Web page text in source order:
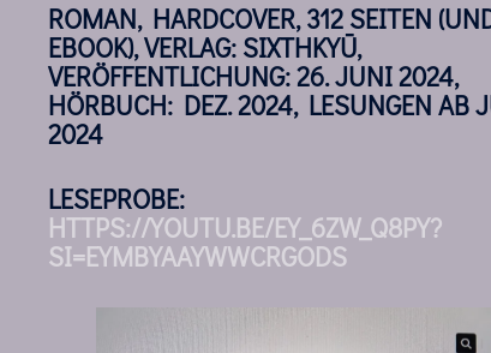
ROMAN, HARDCOVER, 312 SEITEN
EBOOK), VERLAG: SIXTHKYŪ,
VERÖFFENTLICHUNG: 26. JUNI 2024,
HÖRBUCH: DEZ. 2024, LESUNGEN AB
2024
LESEPROBE:
HTTPS://YOUTU.BE/EY_6ZW_Q8PY?
SI=EYMBYAAYWWCRGODS